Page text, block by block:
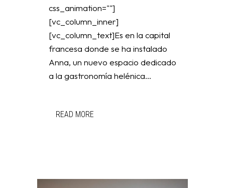
css_animation=""]
[vc_column_inner]
[vc_column_text]Es en la capital
francesa donde se ha instalado
Anna, un nuevo espacio dedicado
a la gastronomía helénica...
READ MORE